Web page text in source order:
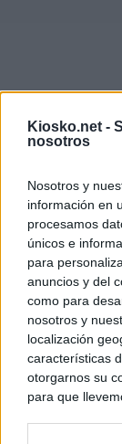
Kiosko.net -
nosotros
Nosotros y
información en
procesamos
únicos e
para
anuncios y del
como para
nosotros y
localización
características
otorgarnos su
para que
© Kiosko.net